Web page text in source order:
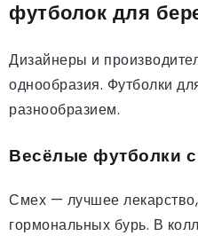
футболок для
Дизайнеры и
однообразия. Футболки
разнообразием.
Весёлые футболки
Смех — лучшее
гормональных бурь. В